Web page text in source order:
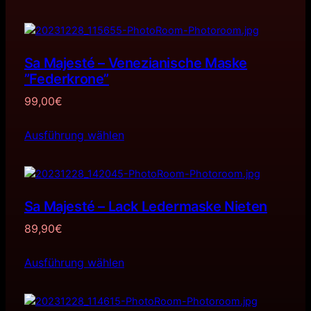
Sa Majesté – Venezianische Maske
”Federkrone”
99,00€
Ausführung wählen
Sa Majesté – Lack Ledermaske Nieten
89,90€
Ausführung wählen